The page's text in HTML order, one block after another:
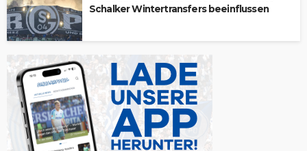
Schalker Wintertransfers beeinflussen